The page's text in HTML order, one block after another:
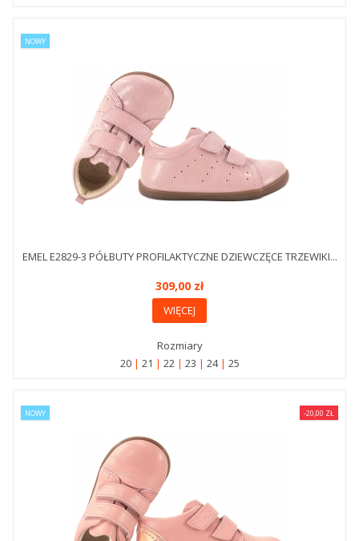
NOWY
EMEL E2829-3 PÓŁBUTY PROFILAKTYCZNE DZIEWCZĘCE TRZEWIKI...
309,00 zł
WIĘCEJ
Rozmiary
20
21 22 23 24 25
-20,00 ZŁ
NOWY